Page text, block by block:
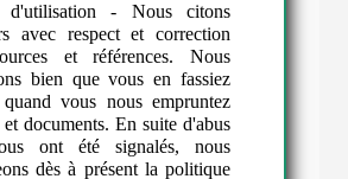
d'utilisation - Nous citons
avec respect et correction
et références. Nous
bien que vous en fassiez
vous nous empruntez
et documents. En suite d'abus
ont été signalés, nous
dès à présent la politique